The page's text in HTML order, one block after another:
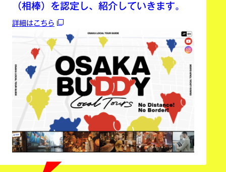
（相棒）を認定し、紹介していきます。
詳細はこちら